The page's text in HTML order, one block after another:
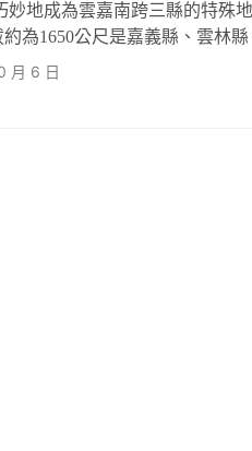
妙地成為雲嘉南跨三縣的特殊
為1650公尺是嘉義縣、雲林
夕陽、雲海，還可以360度環景
月 6 日